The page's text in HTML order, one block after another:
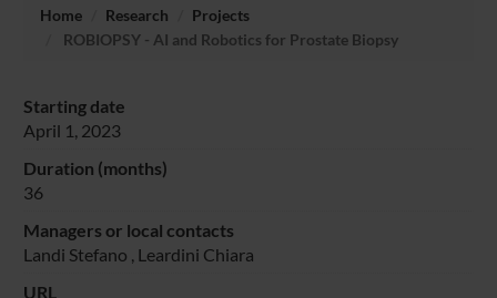
Home Research
Projects
ROBIOPSY - AI and Robotics for Prostate Biopsy
Starting date
April 1, 2023
Duration (months)
36
Managers or local contacts
Landi Stefano , Leardini Chiara
URL